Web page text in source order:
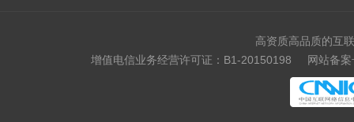
高资质高品质的互
增值电信业务经营许可证：B1-20150198
网站备